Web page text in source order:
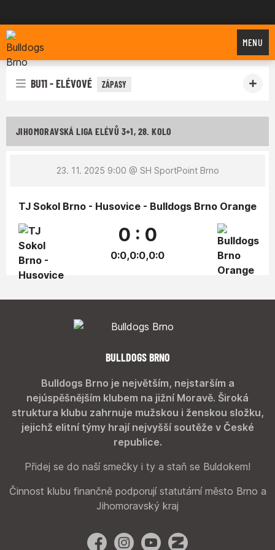
Bulldogs Brno
MENU
BU11 - ELÉVOVÉ ZÁPASY
JIHOMORAVSKÁ LIGA ELÉVŮ 3+1, 28. KOLO
23. 11. 2025 9:00 @ SH SportPoint Brno
TJ Sokol Brno - Husovice - Bulldogs Brno Orange
0 : 0
0:0,0:0,0:0
BULLDOGS BRNO
Bulldogs Brno je největším, nejstarším a
nejúspěšnějším klubem na jižní Moravě. Široká
struktura klubu zahrnuje mužskou i ženskou složku,
jejichž elitní týmy hrají nejvyšší soutěže v České
republice.
Přidej se do naší smečky i ty a staň se Buldokem!
Činnost klubu finančně podporují statutární město Brno a
Jihomoravský kraj